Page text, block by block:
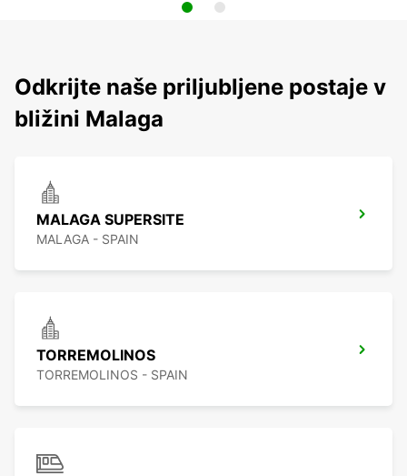
Odkrijte naše priljubljene postaje v
bližini Malaga
MALAGA SUPERSITE
MALAGA - SPAIN
TORREMOLINOS
TORREMOLINOS - SPAIN